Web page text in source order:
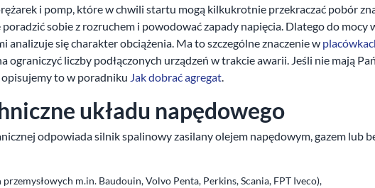
i pomp, które w chwili startu mogą kilkukrotnie przekraczać pobór
poradzić sobie z rozruchem i powodować zapady napięcia. Dlatego do mocy
analizuje się charakter obciążenia. Ma to szczególne znaczenie w
ograniczyć liczby podłączonych urządzeń w trakcie awarii. Jeśli nie mają
to w poradniku Jak dobrać agregat.
układu napędowego
odpowiada silnik spalinowy zasilany olejem napędowym, gazem lub
m.in. Baudouin, Volvo Penta, Perkins, Scania, FPT Iveco),